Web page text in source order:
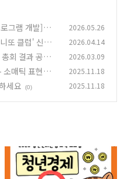
그램 개발]을
2026.05.26
또 클럽' 신청
2026.04.14
회 결과 공유 2026.03.09
매틱 표현예술
2025.11.18
세요 (0) 2025.11.18